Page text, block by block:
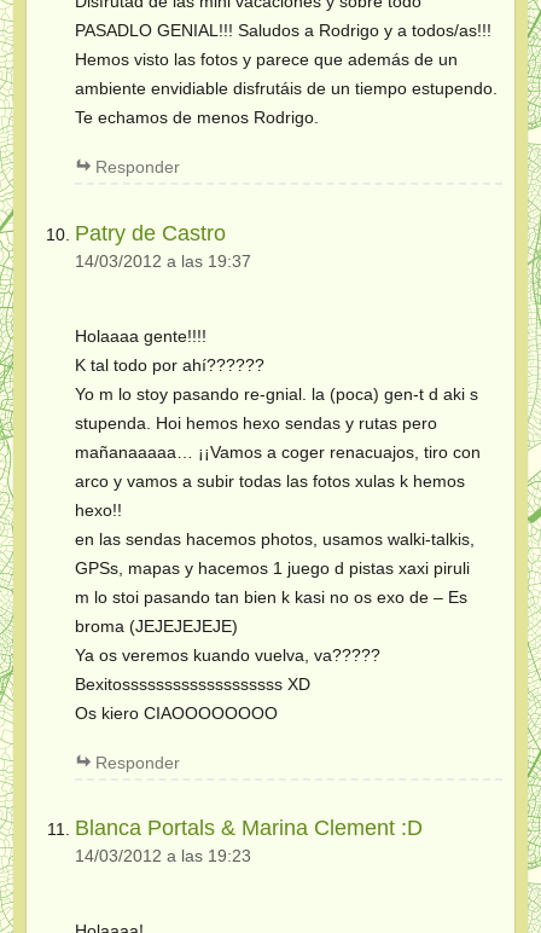
PASADLO GENIAL!!! Saludos a Rodrigo y a todos/as!!!
Hemos visto las fotos y parece que además de un
ambiente envidiable disfrutáis de un tiempo estupendo.
Te echamos de menos Rodrigo.
Responder
Patry de Castro
14/03/2012 a las 19:37
Holaaaa gente!!!!
K tal todo por ahí??????
Yo m lo stoy pasando re-gnial. la (poca) gen-t d aki s
stupenda. Hoi hemos hexo sendas y rutas pero
mañanaaaaa… ¡¡Vamos a coger renacuajos, tiro con
arco y vamos a subir todas las fotos xulas k hemos
hexo!!
en las sendas hacemos photos, usamos walki-talkis,
GPSs, mapas y hacemos 1 juego d pistas xaxi piruli
m lo stoi pasando tan bien k kasi no os exo de – Es
broma (JEJEJEJEJE)
Ya os veremos kuando vuelva, va?????
Bexitosssssssssssssssssss XD
Os kiero CIAOOOOOOOO
Responder
Blanca Portals & Marina Clement :D
14/03/2012 a las 19:23